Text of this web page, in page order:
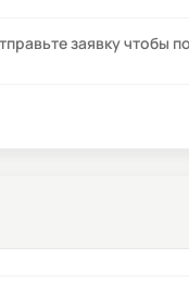
заявку чтобы